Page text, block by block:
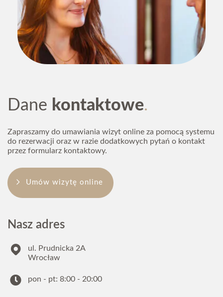
Dane kontaktowe
Zapraszamy do umawiania wizyt online za pomocą systemu
do rezerwacji oraz w razie dodatkowych pytań o kontakt
przez formularz kontaktowy.
Umów wizytę online
Nasz adres
ul. Prudnicka 2A
Wrocław
pon - pt: 8:00 - 20:00